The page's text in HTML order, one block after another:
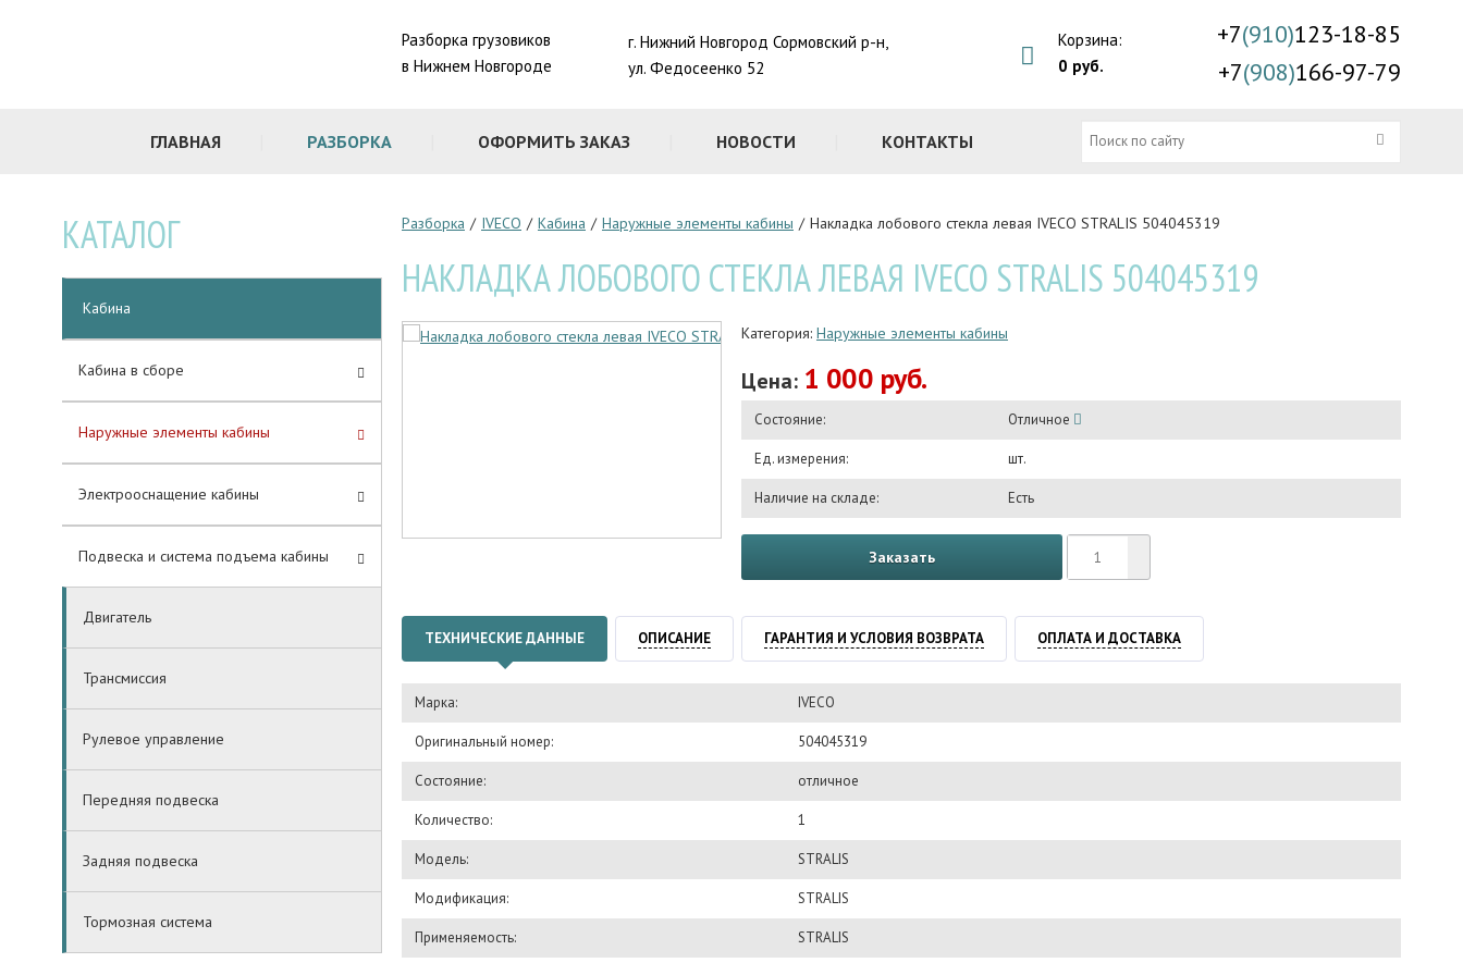
Разборка грузовиков
в Нижнем Новгороде
г. Нижний Новгород Сормовский р-н,
ул. Федосеенко 52
Корзина:
0 руб.
+7(910)123-18-85
+7(908)166-97-79
ГЛАВНАЯ РАЗБОРКА ОФОРМИТЬ ЗАКАЗ НОВОСТИ КОНТАКТЫ
Разборка / IVECO / Кабина / Наружные элементы кабины / Накладка лобового стекла левая IVECO STRALIS 504045319
НАКЛАДКА ЛОБОВОГО СТЕКЛА ЛЕВАЯ IVECO STRALIS 504045319
Категория: Наружные элементы кабины
Цена: 1 000 руб.
Состояние: Отличное
Ед. измерения: шт.
Наличие на складе: Есть
Заказать
ТЕХНИЧЕСКИЕ ДАННЫЕ ОПИСАНИЕ ГАРАНТИЯ И УСЛОВИЯ ВОЗВРАТА ОПЛАТА И ДОСТАВКА
Марка: IVECO
Оригинальный номер: 504045319
Состояние: отличное
Количество: 1
Модель: STRALIS
Модификация: STRALIS
Применяемость: STRALIS
КАТАЛОГ
Кабина
Кабина в сборе
Наружные элементы кабины
Электрооснащение кабины
Подвеска и система подъема кабины
Двигатель
Трансмиссия
Рулевое управление
Передняя подвеска
Задняя подвеска
Тормозная система